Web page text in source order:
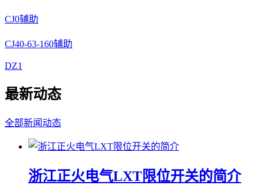
CJ0辅助
CJ40-63-160辅助
DZ1
最新动态
全部新闻动态
浙江正火电气LXT限位开关的简介